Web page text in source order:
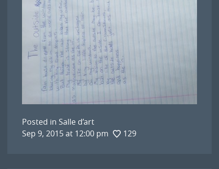
Posted in Salle d’art
Sep 9, 2015 at 12:00 pm
129